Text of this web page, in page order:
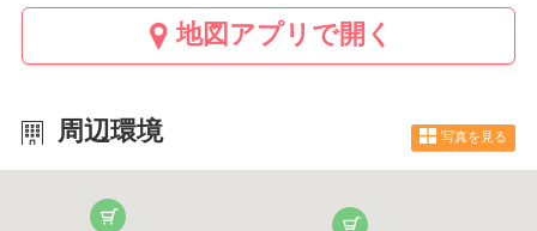
地図アプリで開く
周辺環境 写真を見る